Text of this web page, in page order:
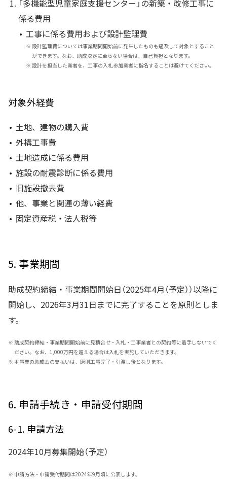
「多機能型児童家庭支援センター」の新築・改修工事に
係る費用
工事に係る費用および設計監理費
※ 設計監理費については事業期間開始前に発生したものも遡及して対象とすること
ができます。なお、助成決定に至らない場合は、自己負担となります。
※ 設計を担当した業者を、工事の入札参加業者に指名することは避けてください。
対象外経費
土地、建物の購入費
外構工事費
土地造成に係る費用
施設の耐震診断に係る費用
旧施設撤去費
他、事業と関連の薄い経費
固定資産税・法人税等
5. 事業期間
助成契約締結・事業期間開始日（2025年4月（予定））以降に
開始し、2026年3月31日までに完了することを原則としま
す。
※ 助成契約締結・事業期間開始前に見積合せ・入札・工事業者との契約等に着手しないでく
ださい。なお、1,000万円を超える場合は入札を実施していただきます。
※ 本事業の助成金の支払いは、原則工事完了・引渡し後となります。
6. 申請手続き・申請受付期間
6-1. 申請方法
2024年10月募集開始（予定）
※ 申請方法・申請受付期間は2024年9月頃に公表します。